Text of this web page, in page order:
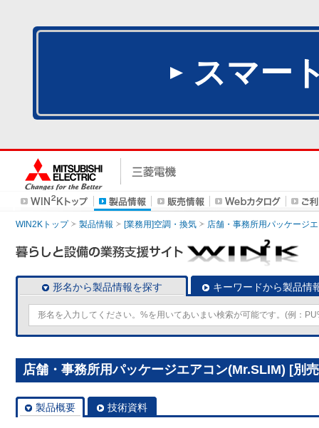
スマー
WIN2Kトップ 製品情報 [業務用]空調・換気 店舗・事務所用パッケージ
形名から製品情報を探す キーワードから製品情
店舗・事務所用パッケージエアコン(Mr.SLIM) [別
製品概要 技術資料